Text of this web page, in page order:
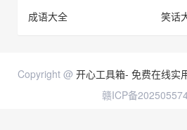
成语大全
笑话
Copyright @ 开心工具箱- 免费在线实
赣ICP备